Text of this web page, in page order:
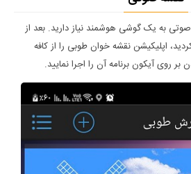
به یک گوشی هوشمند نیاز دارید. بعد از
اپلیکیشن نقشه خوان طوبی را از کافه
روی آیکون برنامه آن را اجرا نمایید.